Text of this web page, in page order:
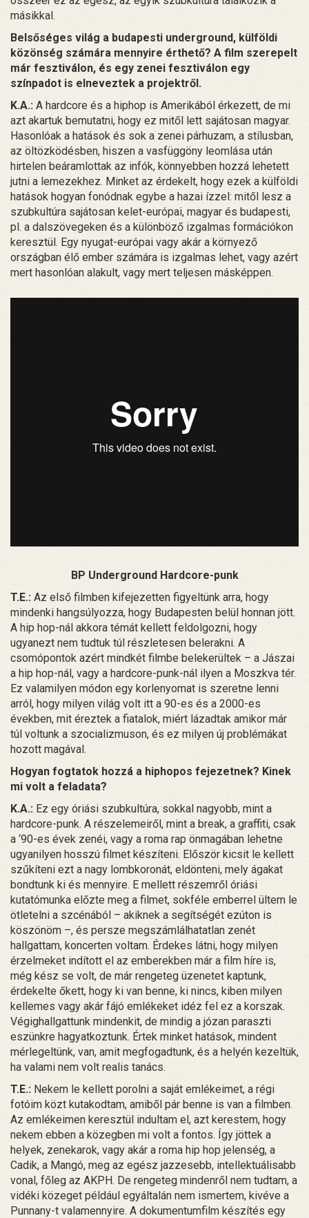
másikkal.
Belsőséges világ a budapesti underground, külföldi
közönség számára mennyire érthető? A film szerepelt
már fesztiválon, és egy zenei fesztiválon egy
színpadot is elneveztek a projektről.
K.A.: A hardcore és a hiphop is Amerikából érkezett, de mi
azt akartuk bemutatni, hogy ez mitől lett sajátosan magyar.
Hasonlóak a hatások és sok a zenei párhuzam, a stílusban,
az öltözködésben, hiszen a vasfüggöny leomlása után
hirtelen beáramlottak az infók, könnyebben hozzá lehetett
jutni a lemezekhez. Minket az érdekelt, hogy ezek a külföldi
hatások hogyan fonódnak egybe a hazai ízzel: mitől lesz a
szubkultúra sajátosan kelet-európai, magyar és budapesti,
pl. a dalszövegeken és a különböző izgalmas formációkon
keresztül. Egy nyugat-európai vagy akár a környező
országban élő ember számára is izgalmas lehet, vagy azért
mert hasonlóan alakult, vagy mert teljesen másképpen.
BP Underground Hardcore-punk
T.E.: Az első filmben kifejezetten figyeltünk arra, hogy
mindenki hangsúlyozza, hogy Budapesten belül honnan jött.
A hip hop-nál akkora témát kellett feldolgozni, hogy
ugyanezt nem tudtuk túl részletesen belerakni. A
csomópontok azért mindkét filmbe belekerültek – a Jászai
a hip hop-nál, vagy a hardcore-punk-nál ilyen a Moszkva tér.
Ez valamilyen módon egy korlenyomat is szeretne lenni
arról, hogy milyen világ volt itt a 90-es és a 2000-es
években, mit éreztek a fiatalok, miért lázadtak amikor már
túl voltunk a szocializmuson, és ez milyen új problémákat
hozott magával.
Hogyan fogtatok hozzá a hiphopos fejezetnek? Kinek
mi volt a feladata?
K.A.: Ez egy óriási szubkultúra, sokkal nagyobb, mint a
hardcore-punk. A részelemeiről, mint a break, a graffiti, csak
a ‘90-es évek zenéi, vagy a roma rap önmagában lehetne
ugyanilyen hosszú filmet készíteni. Először kicsit le kellett
szűkíteni ezt a nagy lombkoronát, eldönteni, mely ágakat
bondtunk ki és mennyire. E mellett részemről óriási
kutatómunka előzte meg a filmet, sokféle emberrel ültem le
ötletelni a szcénából – akiknek a segítségét ezúton is
köszönöm –, és persze megszámlálhatatlan zenét
hallgattam, koncerten voltam. Érdekes látni, hogy milyen
érzelmeket indított el az emberekben már a film híre is,
még kész se volt, de már rengeteg üzenetet kaptunk,
érdekelte őkett, hogy ki van benne, ki nincs, kiben milyen
kellemes vagy akár fájó emlékeket idéz fel ez a korszak.
Végighallgattunk mindenkit, de mindig a józan paraszti
eszünkre hagyatkoztunk. Értek minket hatások, mindent
mérlegeltünk, van, amit megfogadtunk, és a helyén kezeltük,
ha valami nem volt realis tanács.
T.E.: Nekem le kellett porolni a saját emlékeimet, a régi
fotóim közt kutakodtam, amiből pár benne is van a filmben.
Az emlékeimen keresztül indultam el, azt kerestem, hogy
nekem ebben a közegben mi volt a fontos. Így jöttek a
helyek, zenekarok, vagy akár a roma hip hop jelenség, a
Cadik, a Mangó, meg az egész jazzesebb, intellektuálisabb
vonal, főleg az AKPH. De rengeteg mindenről nem tudtam, a
vidéki közeget például egyáltalán nem ismertem, kivéve a
Punnany-t valamennyire. A dokumentumfilm készítés egy